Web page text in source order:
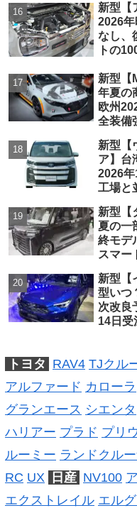
米ロー
2026
新型【
2026
なし、
トの
処、
スピリ
キ最新
新型【
年夏の
欧州
全装備
ジは
新型【
ア】台
2026
工場と
2026年
チェン
326万
375万
車
待、S-
ーター
新型【
夏の一
終モデ
スマー
フルモ
【ダイ
新型【
型いつ
次改良
14日受
予想【
トヨタ RAV4 TJクル
アルファード カローラ
グランエース シエンタ
ハリアー プラド プリ
ルーミー ランドクル
RC UX 日産 NV100
エクストレイル エル